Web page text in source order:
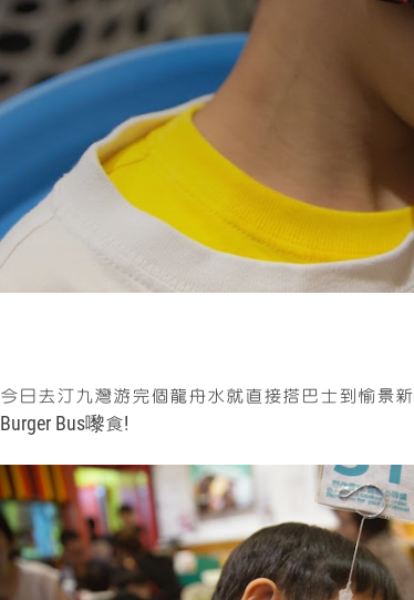
今日去汀九灣游完個龍舟水就直接搭巴士到愉景
Burger Bus嚟食!